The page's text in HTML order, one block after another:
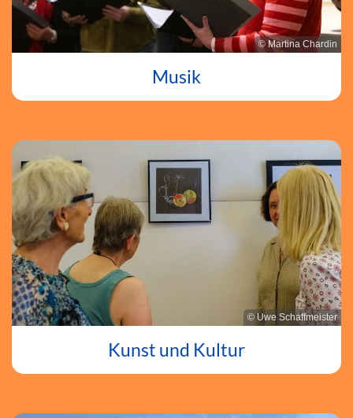
© Martina Chardin
Musik
© Uwe Schaffmeister
Kunst und Kultur